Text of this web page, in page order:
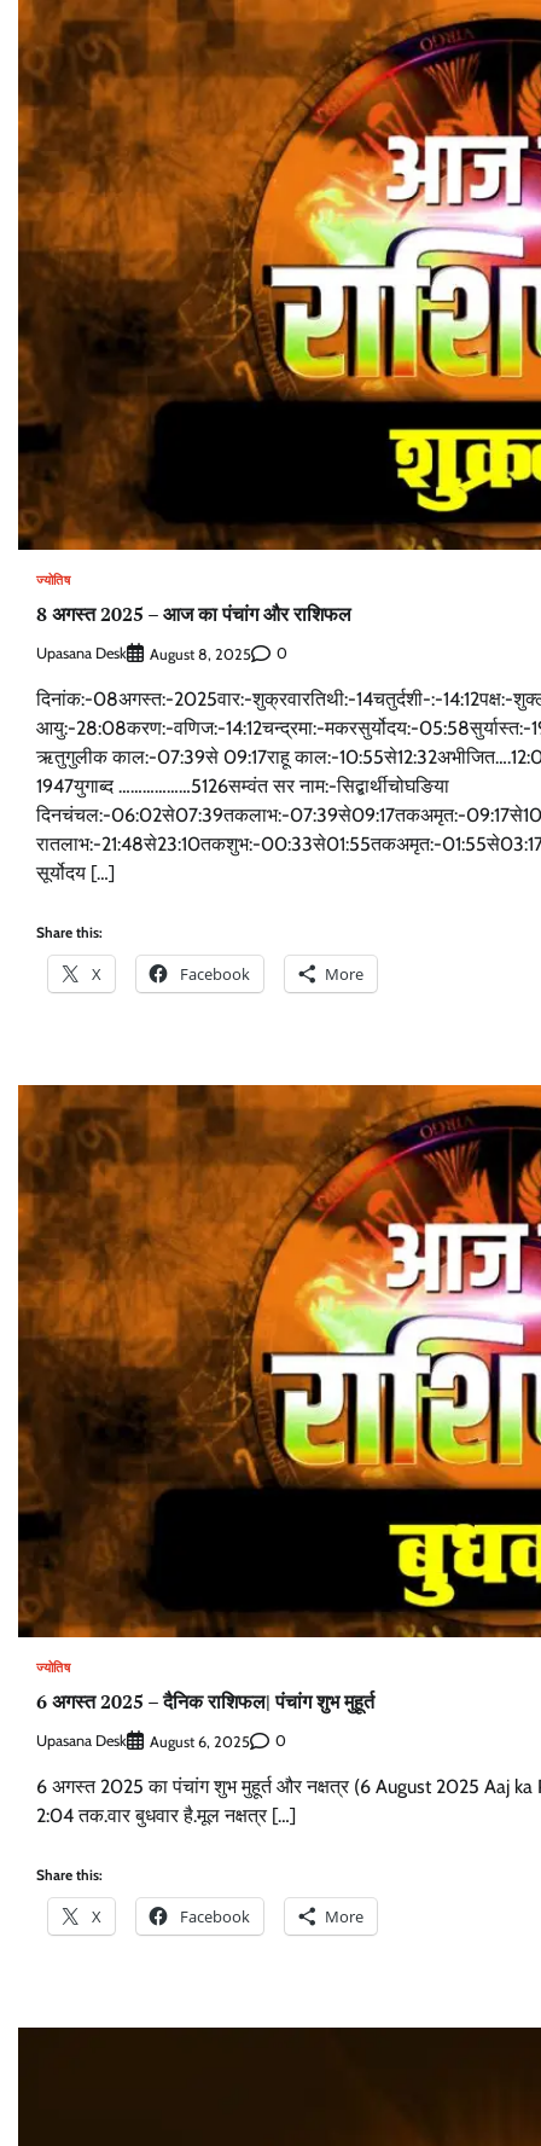
ज्योतिष
8 अगस्त 2025 – आज का पंचांग और राशिफल
Upasana Desk August 8, 2025 0
दिनांक:-08अगस्त:-2025वार:-शुक्रवारतिथी:-14चतुर्दशी-:-14:12पक्ष:-
आयु:-28:08करण:-वणिज:-14:12चन्द्रमा:-मकरसुर्योदय:-05:58सुर्यास्त:-
ऋतुगुलीक काल:-07:39से 09:17राहू काल:-
1947युगाब्द ………………5126सम्वंत सर नाम:-सिद्बार्थीचोघङिया
दिनचंचल:-06:02से07:39तकलाभ:-07:39से09:17तकअमृत:-
रातलाभ:-21:48से23:10तकशुभ:-00:33से01:55तकअमृत:-
सूर्योदय […]
Share this:
X Facebook More
ज्योतिष
6 अगस्त 2025 – दैनिक राशिफल| पंचांग शुभ मुहूर्त
Upasana Desk August 6, 2025 0
6 अगस्त 2025 का पंचांग शुभ मुहूर्त और नक्षत्र (6 August 2025 Aaj ka
2:04 तक.वार बुधवार है.मूल नक्षत्र […]
Share this:
X Facebook More